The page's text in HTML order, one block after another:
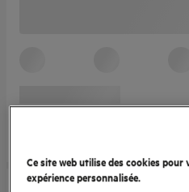
Ce site web utilise des cookies
expérience personnalisée.